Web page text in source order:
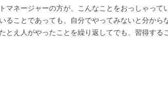
マネージャーの方が、こんなことをおっしゃって
ることであっても、自分でやってみないと分から
とえ人がやったことを繰り返してでも、習得する